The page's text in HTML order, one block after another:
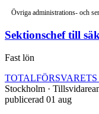
Övriga administrations- och
Sektionschef till
Fast lön
Stockholm ·
publicerad 01 aug